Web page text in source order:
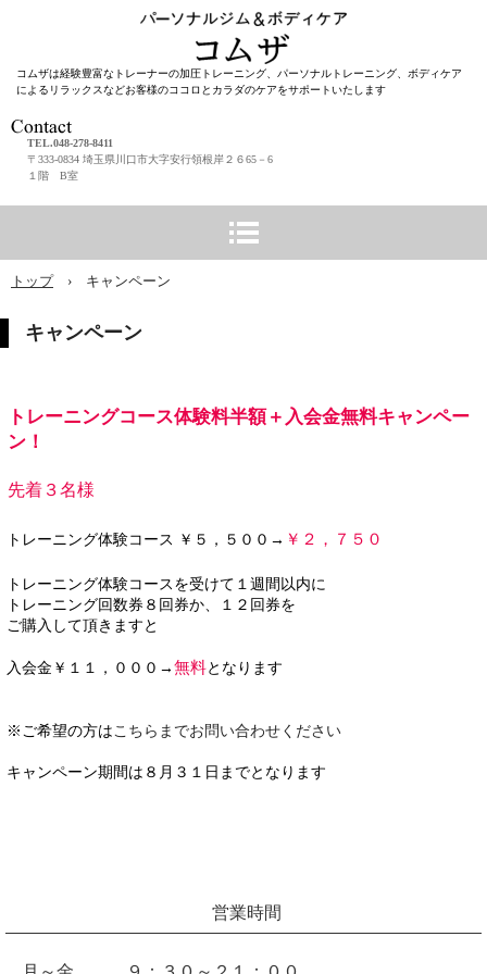
コムザは経験豊富なトレーナーの加圧トレーニング、パーソナルトレーニング、ボディケア
によるリラックスなどお客様のココロとカラダのケアをサポートいたします
TEL.048-278-8411
〒333-0834 埼玉県川口市大字安行領根岸２６65－6
１階 B室
トップ › キャンペーン
キャンペーン
トレーニングコース体験料半額＋入会金無料キャンペー
ン！
先着３名様
トレーニング体験コース ￥５，５００→ ￥２，７５０
トレーニング体験コースを受けて１週間以内に
トレーニング回数券８回券か、１２回券を
ご購入して頂きますと
入会金￥１１，０００→無料となります
※ご希望の方はこちらまでお問い合わせください
キャンペーン期間は８月３１日までとなります
営業時間